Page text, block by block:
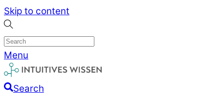
Skip to content
Menu
Search